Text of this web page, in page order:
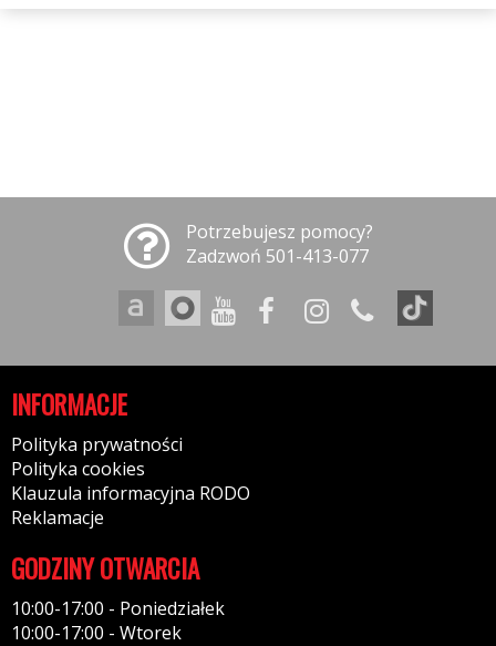
Potrzebujesz pomocy?
Zadzwoń 501-413-077
INFORMACJE
Polityka prywatności
Polityka cookies
Klauzula informacyjna RODO
Reklamacje
GODZINY OTWARCIA
10:00-17:00 - Poniedziałek
10:00-17:00 - Wtorek